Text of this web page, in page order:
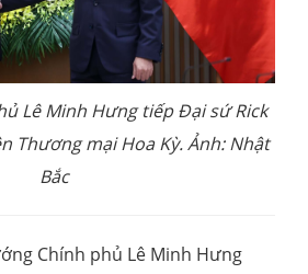
Lê Minh Hưng tiếp Đại sứ Rick
Thương mại Hoa Kỳ. Ảnh: Nhật
Bắc
Chính phủ Lê Minh Hưng